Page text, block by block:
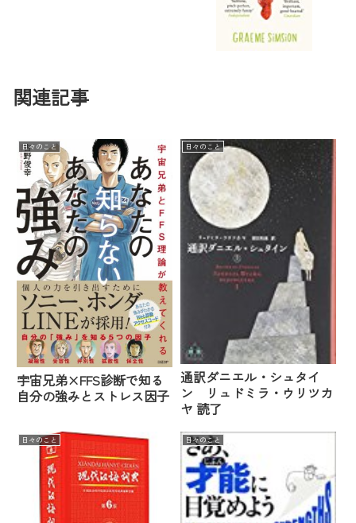
関連記事
日々のこと
宇宙兄弟×FFS診断で知る
自分の強みとストレス因子
日々のこと
通訳ダニエル・シュタイ
ン リュドミラ・ウリツカ
ヤ 読了
日々のこと 日々のこと